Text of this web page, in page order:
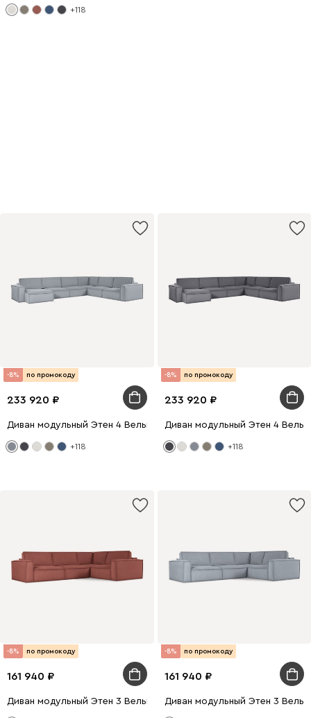
+118
-8% по промокоду
233 920
Диван модульный Этен 4 Вельвет Светло-серый
+118
-8% по промокоду
233 920
Диван модульный Этен 4
+118
-8% по промокоду
161 940
Диван модульный Этен 3 Вельвет Терракотовый
-8% по промокоду
161 940
Диван модульный Этен 3